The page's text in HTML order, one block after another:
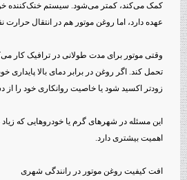
کمک می‌کند، کمتر می‌شود. سیستم خنک‌کننده
عهده دارد، اما روغن موتور هم در انتقال
وقتی موتور برای مدت طولانی در ترافیک کار
تحمل کند. اگر روغن در برابر دمای بالا
زودتر اکسید شود یا خاصیت روانکاری خود را از
این مسئله در شهرهای گرم یا خودروهایی که
اهمیت بیشتری دارد.
افت کیفیت روغن موتور در رانندگی شهری